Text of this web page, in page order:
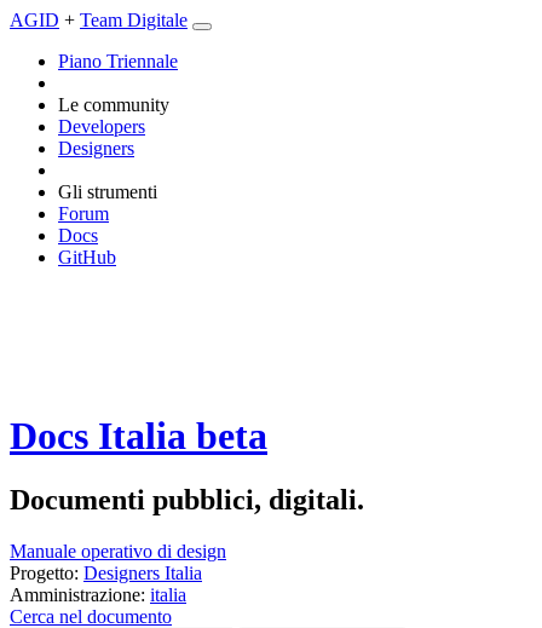
AGID + Team Digitale
Piano Triennale
Le community
Developers
Designers
Gli strumenti
Forum
Docs
GitHub
Docs Italia beta
Documenti pubblici, digitali.
Manuale operativo di design
Progetto: Designers Italia
Amministrazione: italia
Cerca nel documento